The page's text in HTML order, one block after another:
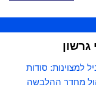
גרשון
למצוינות: סודות
מחדר ההלבשה